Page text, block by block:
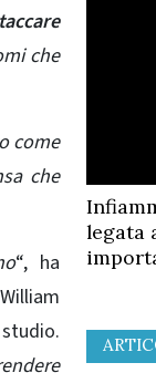
che
come
che
“, ha
legata